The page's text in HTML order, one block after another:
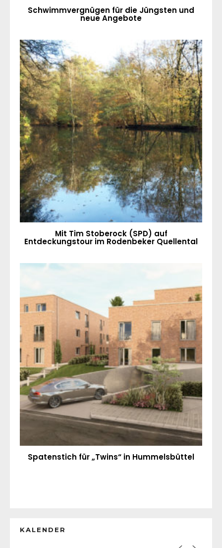
Schwimmvergnügen für die Jüngsten und
neue Angebote
Mit Tim Stoberock (SPD) auf
Entdeckungstour im Rodenbeker Quellental
Spatenstich für „Twins“ in Hummelsbüttel
KALENDER